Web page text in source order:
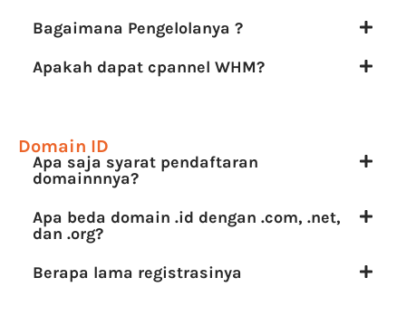
Bagaimana Pengelolanya ?
Apakah dapat cpannel WHM?
Domain ID
Apa saja syarat pendaftaran
domainnnya?
Apa beda domain .id dengan .com, .net,
dan .org?
Berapa lama registrasinya